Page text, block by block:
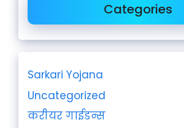
Categories
Sarkari Yojana
Uncategorized
करीयर गाईडन्स